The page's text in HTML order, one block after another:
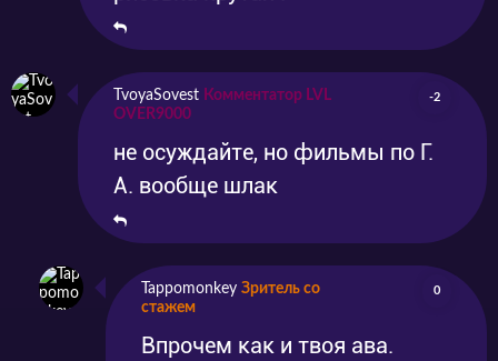
TvoyaSovest Комментатор LVL
OVER9000
-2
не осуждайте, но фильмы по Г.
А. вообще шлак
Tappomonkey Зритель со
стажем
0
Впрочем как и твоя ава.